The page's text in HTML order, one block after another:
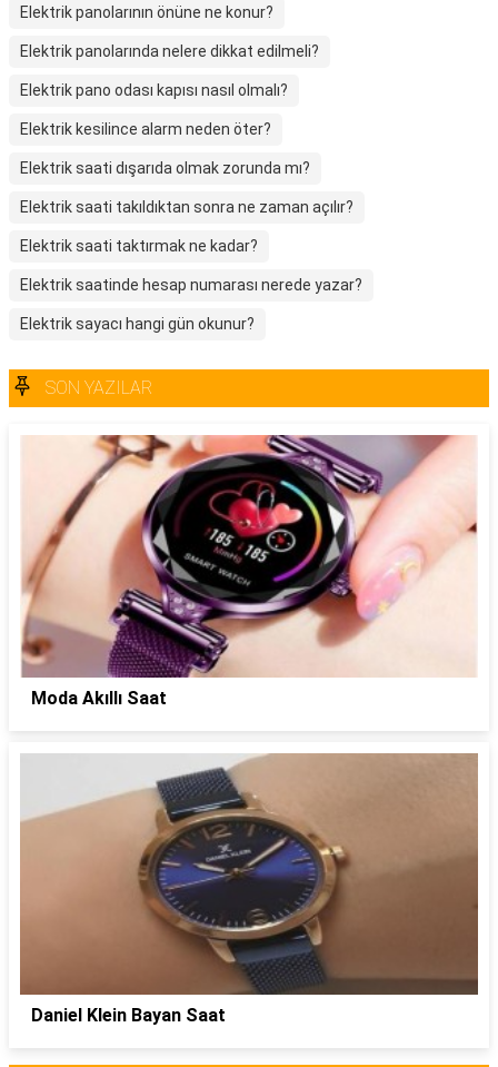
Elektrik panolarının önüne ne konur?
Elektrik panolarında nelere dikkat edilmeli?
Elektrik pano odası kapısı nasıl olmalı?
Elektrik kesilince alarm neden öter?
Elektrik saati dışarıda olmak zorunda mı?
Elektrik saati takıldıktan sonra ne zaman açılır?
Elektrik saati taktırmak ne kadar?
Elektrik saatinde hesap numarası nerede yazar?
Elektrik sayacı hangi gün okunur?
SON YAZILAR
Moda Akıllı Saat
Daniel Klein Bayan Saat